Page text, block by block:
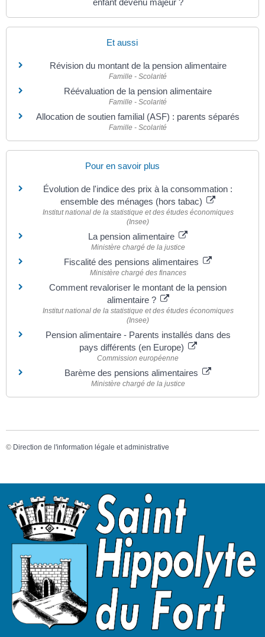
enfant devenu majeur ?
Et aussi
Révision du montant de la pension alimentaire
Famille - Scolarité
Réévaluation de la pension alimentaire
Famille - Scolarité
Allocation de soutien familial (ASF) : parents séparés
Famille - Scolarité
Pour en savoir plus
Évolution de l'indice des prix à la consommation :
ensemble des ménages (hors tabac)
Institut national de la statistique et des études économiques
(Insee)
La pension alimentaire
Ministère chargé de la justice
Fiscalité des pensions alimentaires
Ministère chargé des finances
Comment revaloriser le montant de la pension
alimentaire ?
Institut national de la statistique et des études économiques
(Insee)
Pension alimentaire - Parents installés dans des
pays différents (en Europe)
Commission européenne
Barème des pensions alimentaires
Ministère chargé de la justice
© Direction de l'information légale et administrative